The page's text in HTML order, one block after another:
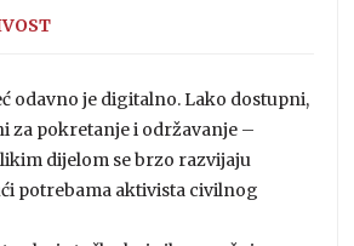
odavno je digitalno. Lako dostupni,
za pokretanje i održavanje –
dijelom se brzo razvijaju
potrebama aktivista civilnog